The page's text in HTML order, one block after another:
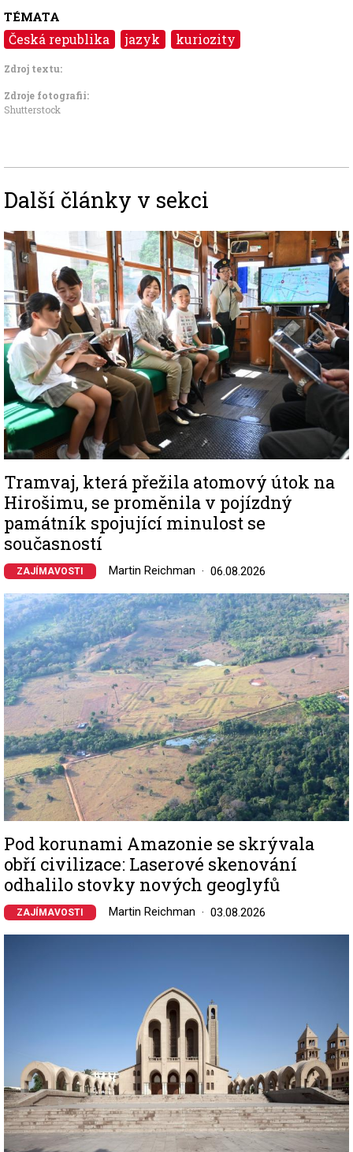
TÉMATA
Česká republika jazyk kuriozity
Zdroj textu:
Zdroje fotografii:
Shutterstock
Další články v sekci
Image
Tramvaj, která přežila atomový útok na
Hirošimu, se proměnila v pojízdný
památník spojující minulost se
současností
ZAJÍMAVOSTI Martin Reichman 06.08.2026
Image
Pod korunami Amazonie se skrývala
obří civilizace: Laserové skenování
odhalilo stovky nových geoglyfů
ZAJÍMAVOSTI Martin Reichman 03.08.2026